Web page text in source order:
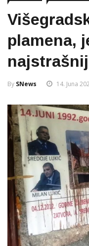
plamena,
By SNews 14. Juna